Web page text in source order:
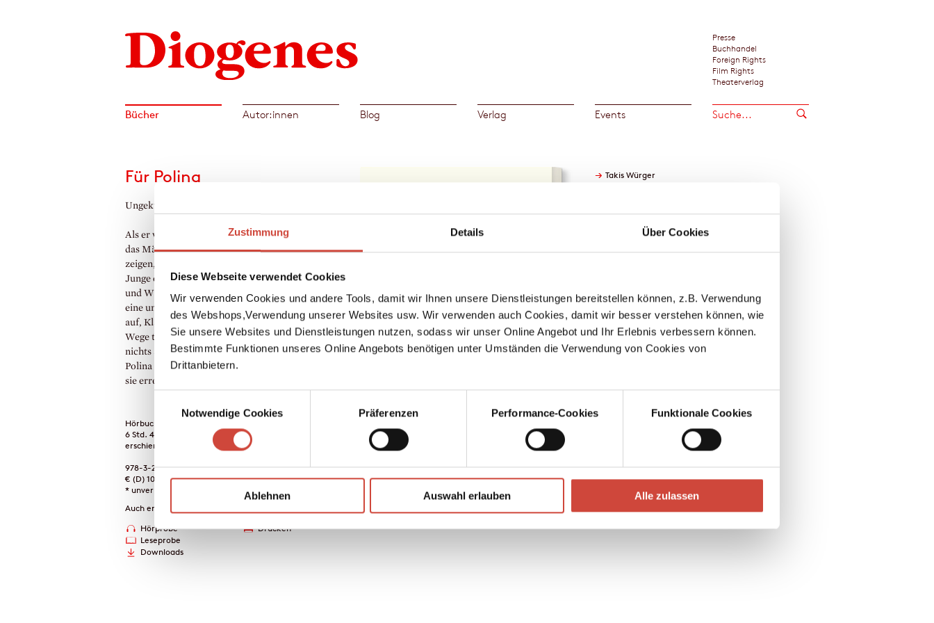
Zustimmung Details Über Cookies
Diese Webseite verwendet Cookies
Wir verwenden Cookies und andere Tools, damit wir Ihnen unsere Dienstleistungen bereitstellen können, z.B. Verwendung
des Webshops,Verwendung unserer Websites usw. Wir verwenden auch Cookies, damit wir besser verstehen können, wie
Sie unsere Websites und Dienstleistungen nutzen, sodass wir unser Online Angebot und Ihr Erlebnis verbessern können.
Bestimmte Funktionen unseres Online Angebots benötigen unter Umständen die Verwendung von Cookies von
Drittanbietern.
Notwendige Cookies
Präferenzen Performance-Cookies Funktionale Cookies
Ablehnen Auswahl erlauben Alle zulassen
Presse
Buchhandel
Foreign Rights
Film Rights
Theaterverlag
Bücher Autor:innen Blog Verlag Events
Für Polina
Ungekürzt gelesen von Robert Stadlober
Als er vierzehn ist, verliebt sich Hannes Prager in
das Mädchen Polina. Um ihr seine Liebe zu
zeigen, komponiert der wundersam begabte
Junge eine Melodie, die Polinas ganzes Sehnen
und Wünschen umfasst. Doch sein Leben nimmt
eine unvorhergesehene Wendung, Hannes hört
auf, Klavier zu spielen und seine und Polinas
Wege trennen sich. Nach Jahren, in denen er
nichts als Leere fühlt, erkennt Hannes: Er muss
Polina wiederfinden. Und das Einzige, womit er
sie erreichen kann, ist ihre Melodie.
Hörbuch-Download
6 Std. 45 Min.
erschienen am 26. Februar 2025
978-3-257-69613-4
€ (D) 10.95 / sFr 14.00* / € (A) 10.95
* unverb. Preisempfehlung
Auch erhältlich als
Hörprobe
Leseprobe
Downloads
Drucken
→ Takis Würger